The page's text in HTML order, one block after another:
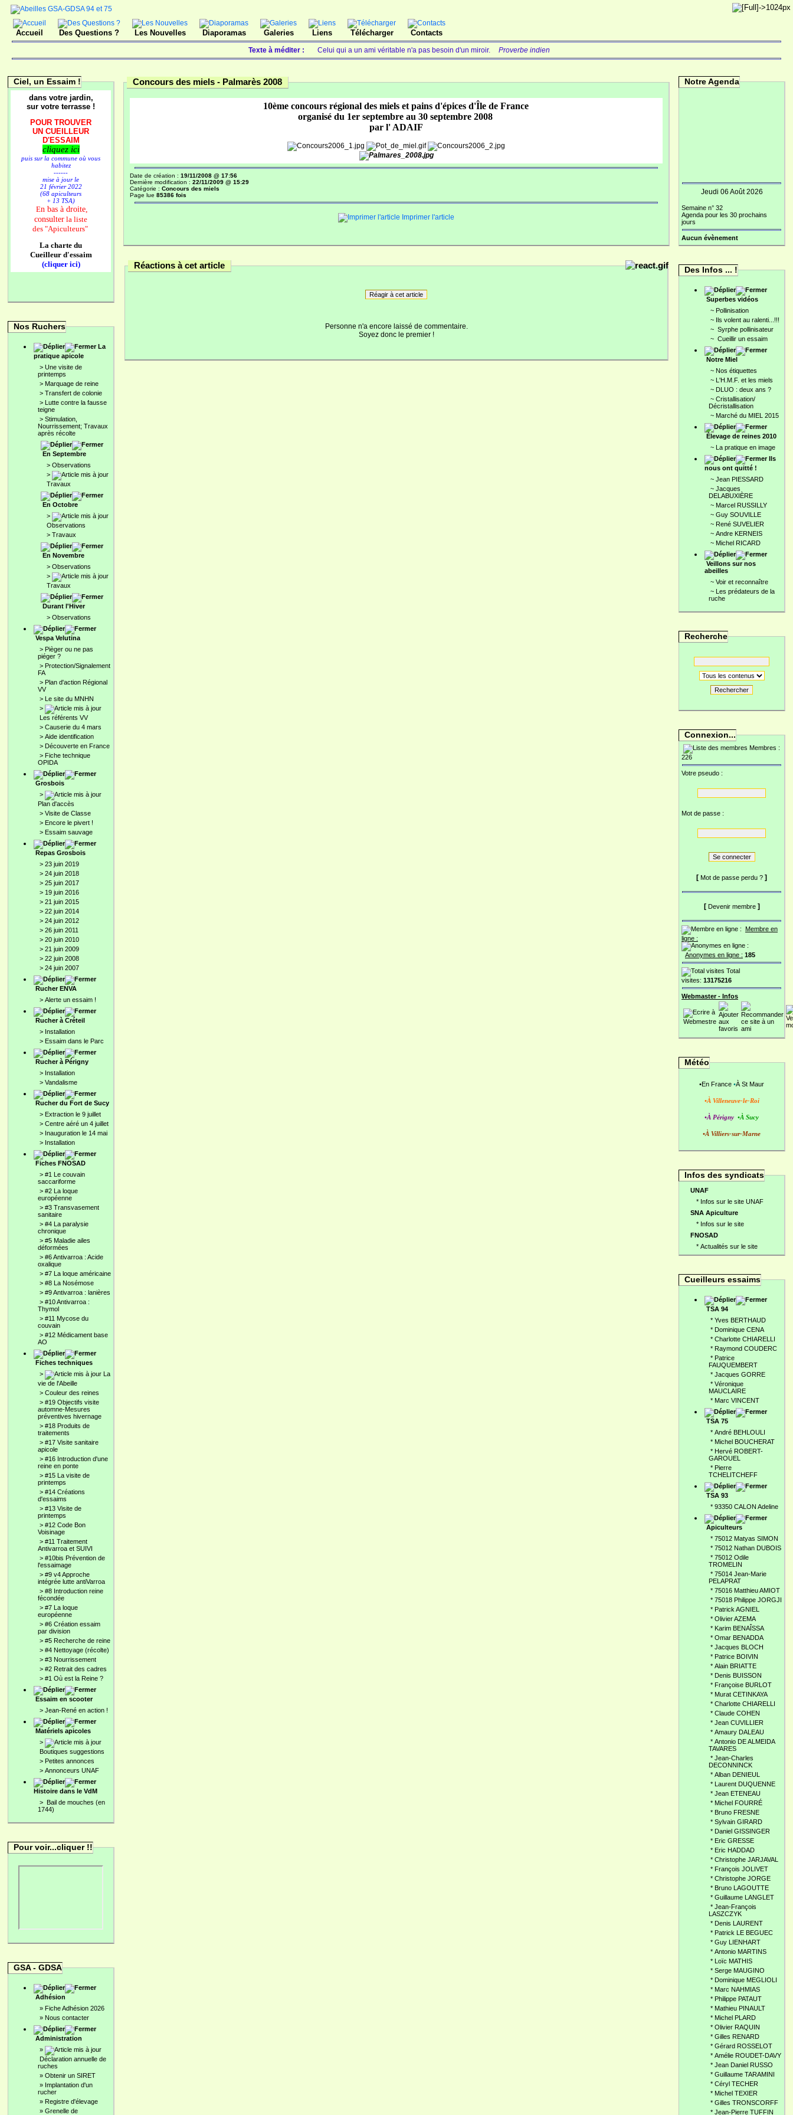
Accueil Des Questions ? Les Nouvelles Diaporamas Galeries Liens Télécharger Contacts
Texte à méditer : Celui qui a un ami véritable n'a pas besoin d'un miroir. Proverbe indien
Ciel, un Essaim !
dans votre jardin,
sur votre terrasse !
POUR TROUVER
UN CUEILLEUR
D'ESSAIM
cliquez ici
puis sur la commune où vous
habitez
------
mise à jour le
21 février 2022
(68 apiculteurs
+ 13 TSA)
En bas à droite,
consulter la liste
des "Apiculteurs"
La charte du
Cueilleur d'essaim
(cliquer ici)
Nos Ruchers
La
pratique apicole
> Une visite de
printemps
> Marquage de reine
> Transfert de colonie
> Lutte contre la fausse
teigne
> Stimulation,
Nourrissement; Travaux
après récolte
En Septembre
> Observations
>
Travaux
En Octobre
>
Observations
> Travaux
En Novembre
> Observations
>
Travaux
Durant l'Hiver
> Observations
Vespa Velutina
> Pièger ou ne pas
piéger ?
> Protection/Signalement
FA
> Plan d'action Régional
VV
> Le site du MNHN
>
Les référents VV
> Causerie du 4 mars
> Aide identification
> Découverte en France
> Fiche technique
OPIDA
Grosbois
>
Plan d'accès
> Visite de Classe
> Encore le pivert !
> Essaim sauvage
Repas Grosbois
> 23 juin 2019
> 24 juin 2018
> 25 juin 2017
> 19 juin 2016
> 21 juin 2015
> 22 juin 2014
> 24 juin 2012
> 26 juin 2011
> 20 juin 2010
> 21 juin 2009
> 22 juin 2008
> 24 juin 2007
Rucher ENVA
> Alerte un essaim !
Rucher à Créteil
> Installation
> Essaim dans le Parc
Rucher à Périgny
> Installation
> Vandalisme
Rucher du Fort de Sucy
> Extraction le 9 juillet
> Centre aéré un 4 juillet
> Inauguration le 14 mai
> Installation
Fiches FNOSAD
> #1 Le couvain
saccariforme
> #2 La loque
européenne
> #3 Transvasement
sanitaire
> #4 La paralysie
chronique
> #5 Maladie ailes
déformées
> #6 Antivarroa : Acide
oxalique
> #7 La loque américaine
> #8 La Nosémose
> #9 Antivarroa : lanières
> #10 Antivarroa :
Thymol
> #11 Mycose du
couvain
> #12 Médicament base
AO
Fiches techniques
>
La
vie de l'Abeille
> Couleur des reines
> #19 Objectifs visite
automne-Mesures
préventives hivernage
> #18 Produits de
traitements
> #17 Visite sanitaire
apicole
> #16 Introduction d'une
reine en ponte
> #15 La visite de
printemps
> #14 Créations
d'essaims
> #13 Visite de
printemps
> #12 Code Bon
Voisinage
> #11 Traitement
Antivarroa et SUIVI
> #10bis Prévention de
l'essaimage
> #9 v4 Approche
intégrée lutte antiVarroa
> #8 Introduction reine
fécondée
> #7 La loque
européenne
> #6 Création essaim
par division
> #5 Recherche de reine
> #4 Nettoyage (récolte)
> #3 Nourrissement
> #2 Retrait des cadres
> #1 Où est la Reine ?
Essaim en scooter
> Jean-René en action !
Matériels apicoles
>
Boutiques suggestions
> Petites annonces
> Annonceurs UNAF
Histoire dans le VdM
> Bail de mouches (en
1744)
Pour voir...cliquer !!
GSA - GDSA
Adhésion
» Fiche Adhésion 2026
» Nous contacter
Administration
»
Déclaration annuelle de
ruches
» Obtenir un SIRET
» Implantation d'un
rucher
» Registre d'élevage
» Grenelle de
Concours des miels - Palmarès 2008
10ème concours régional des miels et pains d'épices d'Île de France
organisé du 1er septembre au 30 septembre 2008
par l' ADAIF
Date de création : 19/11/2008 @ 17:56
Dernière modification : 22/11/2009 @ 15:29
Catégorie : Concours des miels
Page lue 85386 fois
Imprimer l'article
Réactions à cet article
Réagir à cet article
Personne n'a encore laissé de commentaire.
Soyez donc le premier !
Notre Agenda
Jeudi 06 Août 2026
Semaine n° 32
Agenda pour les 30 prochains
jours
Aucun évènement
Des Infos ... !
Superbes vidéos
~ Pollinisation
~ Ils volent au ralenti...!!!
~ Syrphe pollinisateur
~ Cueillir un essaim
Notre Miel
~ Nos étiquettes
~ L'H.M.F. et les miels
~ DLUO : deux ans ?
~ Cristallisation/
Décristallisation
~ Marché du MIEL 2015
Élevage de reines 2010
~ La pratique en image
Ils
nous ont quitté !
~ Jean PIESSARD
~ Jacques
DELABUXIÈRE
~ Marcel RUSSILLY
~ Guy SOUVILLE
~ René SUVELIER
~ Andre KERNEIS
~ Michel RICARD
Veillons sur nos
abeilles
~ Voir et reconnaître
~ Les prédateurs de la
ruche
Recherche
Rechercher
Connexion...
Membres :
226
Votre pseudo :
Mot de passe :
[ Mot de passe perdu ? ]
[ Devenir membre]
Membre en
ligne :
Anonymes en ligne : 185
Total
visites: 13175216
Webmaster - Infos
Météo
•En France •À St Maur
•À Villeneuve-le-Roi
•À Périgny •À Sucy
•À Villiers-sur-Marne
Infos des syndicats
UNAF
* Infos sur le site UNAF
SNA Apiculture
* Infos sur le site
FNOSAD
* Actualités sur le site
Cueilleurs essaims
TSA 94
* Yves BERTHAUD
* Dominique CENA
* Charlotte CHIARELLI
* Raymond COUDERC
* Patrice
FAUQUEMBERT
* Jacques GORRE
* Véronique
MAUCLAIRE
* Marc VINCENT
TSA 75
* André BEHLOULI
* Michel BOUCHERAT
* Hervé ROBERT-
GAROUEL
* Pierre
TCHELITCHEFF
TSA 93
* 93350 CALON Adeline
Apiculteurs
* 75012 Matyas SIMON
* 75012 Nathan DUBOIS
* 75012 Odile
TROMELIN
* 75014 Jean-Marie
PELAPRAT
* 75016 Matthieu AMIOT
* 75018 Philippe JORGJI
* Patrick AGNIEL
* Olivier AZEMA
* Karim BENAÎSSA
* Omar BENADDA
* Jacques BLOCH
* Patrice BOIVIN
* Alain BRIATTE
* Denis BUISSON
* Françoise BURLOT
* Murat CETINKAYA
* Charlotte CHIARELLI
* Claude COHEN
* Jean CUVILLIER
* Amaury DALEAU
* Antonio DE ALMEIDA
TAVARES
* Jean-Charles
DECONNINCK
* Alban DENIEUL
* Laurent DUQUENNE
* Jean ETENEAU
* Michel FOURRÉ
* Bruno FRESNE
* Sylvain GIRARD
* Daniel GISSINGER
* Eric GRESSE
* Eric HADDAD
* Christophe JARJAVAL
* François JOLIVET
* Christophe JORGE
* Bruno LAGOUTTE
* Guillaume LANGLET
* Jean-François
LASZCZYK
* Denis LAURENT
* Patrick LE BEGUEC
* Guy LIENHART
* Antonio MARTINS
* Loïc MATHIS
* Serge MAUGINO
* Dominique MEGLIOLI
* Marc NAHMIAS
* Philippe PATAUT
* Mathieu PINAULT
* Michel PLARD
* Olivier RAQUIN
* Gilles RENARD
* Gérard ROSSELOT
* Amélie ROUDET-DAVY
* Jean Daniel RUSSO
* Guillaume TARAMINI
* Céryl TECHER
* Michel TEXIER
* Gilles TRONSCORFF
* Jean-Pierre TUFFIN